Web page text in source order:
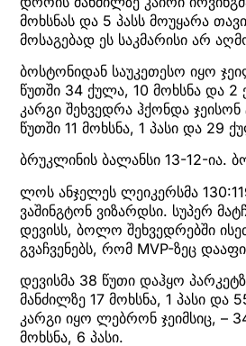
მოხსნას და 5 პასს მოუყარა
მოსაგებად ეს საკმარისი არ
ბოსტონიდან საუკეთესო იყო
წუთში 34 ქულა, 10 მოხსნა და
კარგი შეხვედრა ჰქონდა ჯეისონ
წუთში 11 მოხსნა, 1 პასი და 29
ბრუკლინის ბალანსი 13-12-ია.
ლოს ანჯელეს ლეიკერსმა
ვაშინგტონ ვიზარდსი. სუპერ
დევისს, ბოლო შეხვედრებში
გვაჩვენებს, რომ MVP-ზეც
დევისმა 38 წუთი დაჰყო
მანძილზე 17 მოხსნა, 1 პასი და
კარგი იყო ლებრონ ჯეიმსიც, –
მოხსნა, 6 პასი.